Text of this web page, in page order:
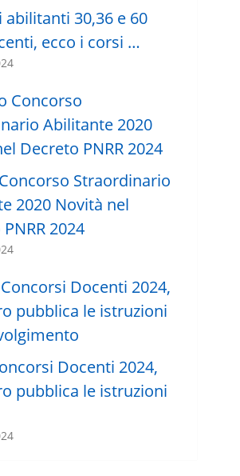
abilitanti 30,36 e 60
ecco i corsi …
Straordinario
2020 Novità nel
2024
Docenti 2024,
pubblica le istruzioni